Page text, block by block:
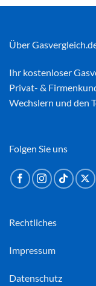
Über
Ihr kostenloser
Privat- &
Wechslern und den
Rechtliches
Impressum
Datenschutz
Folgen Sie uns